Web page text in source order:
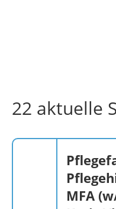
22 aktuelle
MFA